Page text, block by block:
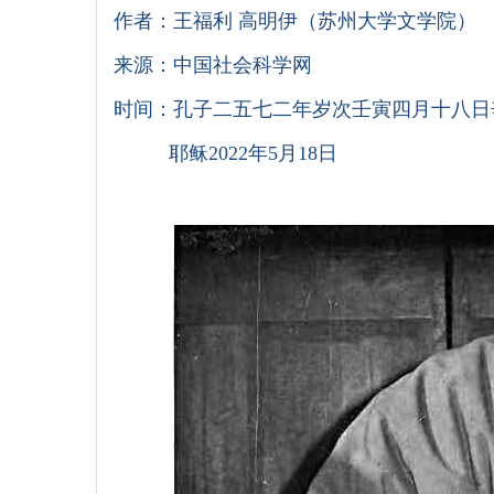
作者：王福利 高明伊（苏州大学文学院）
来源：中国社会科学网
时间：孔子二五七二年岁次壬寅四月十八
耶稣2022年5月18日